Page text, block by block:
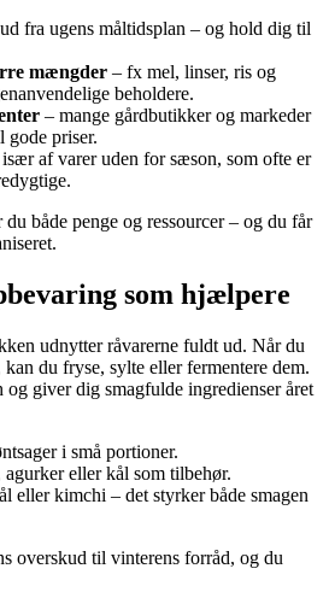
ud fra ugens måltidsplan – og hold dig til
mængder – fx mel, linser, ris og
beholdere.
– mange gårdbutikker og markeder
gode priser.
af varer uden for sæson, som ofte er
både penge og ressourcer – og du får
som hjælpere
udnytter råvarerne fuldt ud. Når du
du fryse, sylte eller fermentere dem.
giver dig smagfulde ingredienser året
i små portioner.
eller kål som tilbehør.
eller kimchi – det styrker både smagen
overskud til vinterens forråd, og du